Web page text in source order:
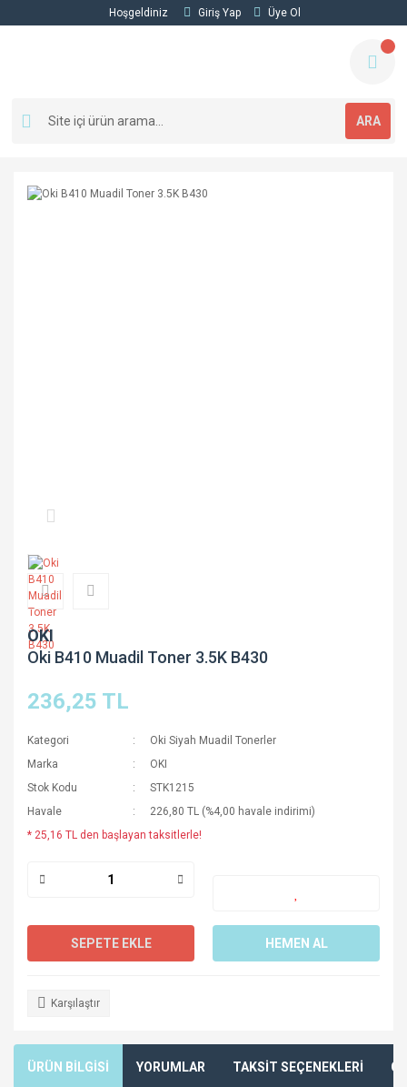
Hoşgeldiniz Giriş Yap Üye Ol
ARA
OKI
Oki B410 Muadil Toner 3.5K B430
236,25 TL
Kategori
Oki Siyah Muadil Tonerler
Marka
OKI
Stok Kodu
STK1215
Havale
226,80 TL (%4,00 havale indirimi)
* 25,16 TL den başlayan taksitlerle!
SEPETE EKLE HEMEN AL
Karşılaştır
ÜRÜN BİLGİSİ YORUMLAR TAKSİT SEÇENEKLERİ